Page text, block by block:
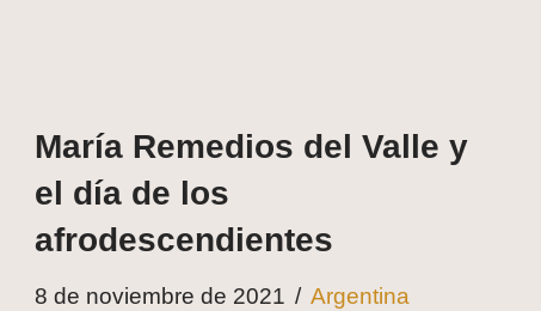
María Remedios del Valle y
el día de los
afrodescendientes
8 de noviembre de 2021 Argentina